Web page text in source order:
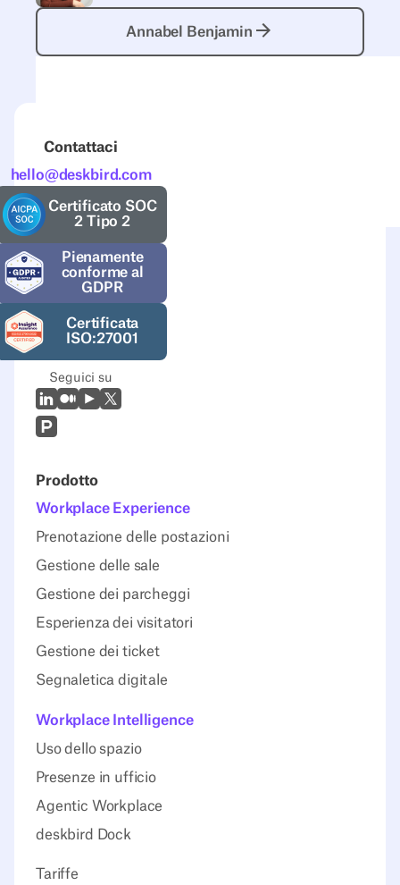
Annabel Benjamin
Contattaci
hello@deskbird.com
Certificato SOC
2 Tipo 2
Pienamente
conforme al
GDPR
Certificata
ISO:27001
Seguici su
LinkedIn
MedioYoutubeX (Twitter)
Prodcut Hunt
Prodotto
Workplace Experience
Prenotazione delle postazioni
Gestione delle sale
Gestione dei parcheggi
Esperienza dei visitatori
Gestione dei ticket
Segnaletica digitale
Workplace Intelligence
Uso dello spazio
Presenze in ufficio
Agentic Workplace
deskbird Dock
Tariffe